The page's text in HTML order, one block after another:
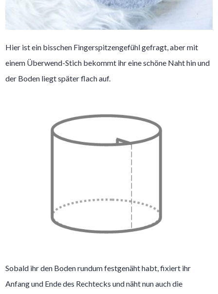
Hier ist ein bisschen Fingerspitzengefühl gefragt, aber mit
einem Überwend-Stich bekommt ihr eine schöne Naht hin und
der Boden liegt später flach auf.
Sobald ihr den Boden rundum festgenäht habt, fixiert ihr
Anfang und Ende des Rechtecks und näht nun auch die